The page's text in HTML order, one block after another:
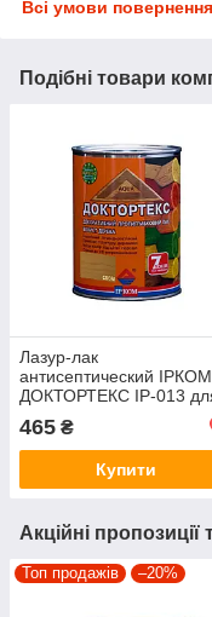
Всі умови повернення
Подібні товари
Лазур-лак
антисептический ІРКОМ
ДОКТОРТЕКС ІР-013
древесины сосна 0,8л
465 ₴
Купити
Акційні пропозиції
Топ продажів –20%